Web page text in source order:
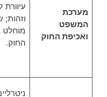
מערכת
המשפט
ואכיפת החוק
עיוורת
וזהות;
מוחלט
החוק.